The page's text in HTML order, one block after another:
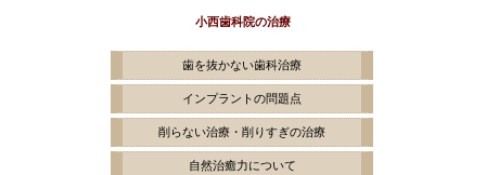
小西歯科院の治療
歯を抜かない歯科治療
インプラントの問題点
削らない治療・削りすぎの治療
自然治癒力について